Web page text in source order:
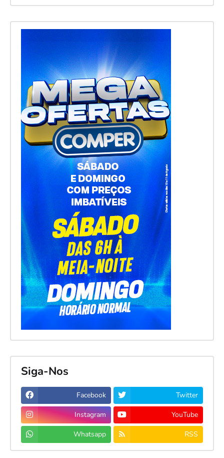
Siga-Nos
Facebook Twitter
Instagram YouTube
Whatsapp RSS